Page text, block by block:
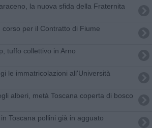
la nuova sfida della Fraternita
corso per il Contratto di Fiume
tuffo collettivo in Arno
le immatricolazioni all'Università
alberi, metà Toscana coperta di bosco
Toscana pollini già in agguato